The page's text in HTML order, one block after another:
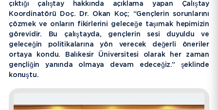
çıktığı çalıştay hakkında açıklama yapan Çalıştay
Koordinatörü Doç. Dr. Okan Koç; “Gençlerin sorunlarını
çözmek ve onların fikirlerini geleceğe taşımak hepimizin
görevidir. Bu çalıştayda, gençlerin sesi duyuldu ve
geleceğin politikalarına yön verecek değerli öneriler
ortaya kondu. Balıkesir Üniversitesi olarak her zaman
gençliğin yanında olmaya devam edeceğiz.” şeklinde
konuştu.